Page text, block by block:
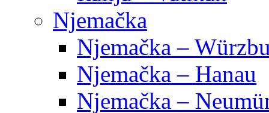
Njemačka
Njemačka –
Njemačka – Hanau
Njemačka –